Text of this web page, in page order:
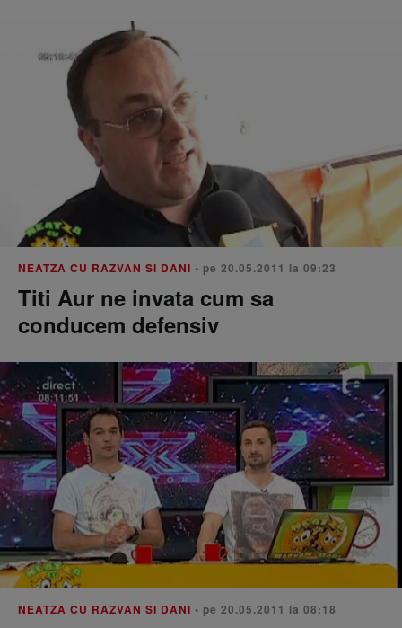
NEATZA CU RAZVAN SI DANI • pe 20.05.2011 la 09:23
Titi Aur ne invata cum sa
conducem defensiv
NEATZA CU RAZVAN SI DANI • pe 20.05.2011 la 08:18